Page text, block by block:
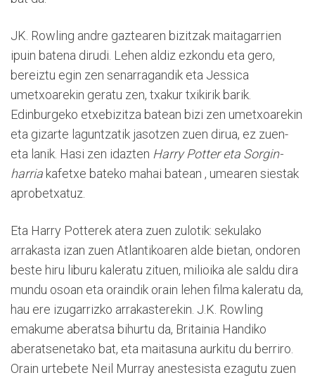
JK. Rowling andre gaztearen bizitzak maitagarrien
ipuin batena dirudi. Lehen aldiz ezkondu eta gero,
bereiztu egin zen senarragandik eta Jessica
umetxoarekin geratu zen, txakur txikirik barik.
Edinburgeko etxebizitza batean bizi zen umetxoarekin
eta gizarte laguntzatik jasotzen zuen dirua, ez zuen-
eta lanik. Hasi zen idazten Harry Potter eta Sorgin-
harria kafetxe bateko mahai batean , umearen siestak
aprobetxatuz.
Eta Harry Potterek atera zuen zulotik: sekulako
arrakasta izan zuen Atlantikoaren alde bietan, ondoren
beste hiru liburu kaleratu zituen, milioika ale saldu dira
mundu osoan eta oraindik orain lehen filma kaleratu da,
hau ere izugarrizko arrakasterekin. J.K. Rowling
emakume aberatsa bihurtu da, Britainia Handiko
aberatsenetako bat, eta maitasuna aurkitu du berriro.
Orain urtebete Neil Murray anestesista ezagutu zuen